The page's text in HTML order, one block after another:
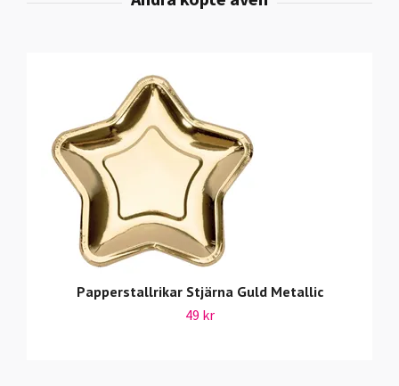
Papperstallrikar Stjärna Guld Metallic
49 kr